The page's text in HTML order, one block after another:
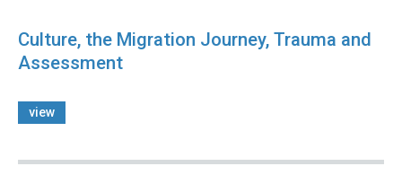
Culture, the Migration Journey, Trauma and
Assessment
view